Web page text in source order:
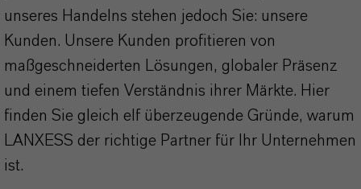
unseres Handelns stehen jedoch Sie: unsere
Kunden. Unsere Kunden profitieren von
maßgeschneiderten Lösungen, globaler Präsenz
und einem tiefen Verständnis ihrer Märkte. Hier
finden Sie gleich elf überzeugende Gründe, warum
LANXESS der richtige Partner für Ihr Unternehmen
ist.